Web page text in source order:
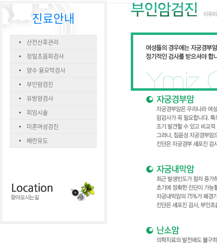
진료안내
산전산후관리
정밀초음파검사
양수 융모막검사
부인암검진
유방암검사
피임시술
미혼여성검진
배란유도